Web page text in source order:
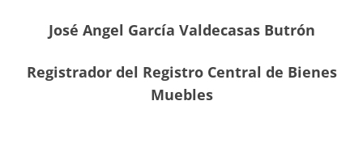
José Angel García Valdecasas Butrón
Registrador del Registro Central de Bienes
Muebles